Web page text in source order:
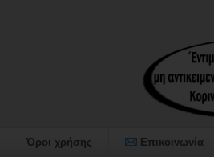
Όροι χρήσης Επικοινωνία